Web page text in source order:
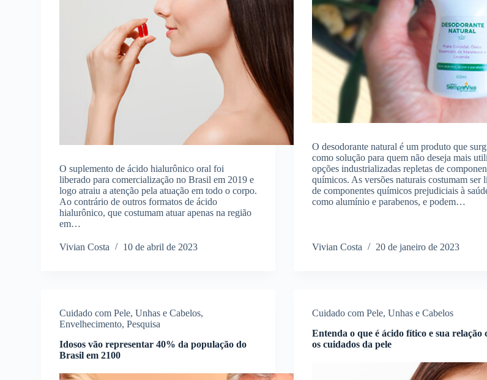
O suplemento de ácido hialurônico oral foi
liberado para comercialização no Brasil em 2019 e
logo atraiu a atenção pela atuação em todo o corpo.
Ao contrário de outros formatos de ácido
hialurônico, que costumam atuar apenas na região
em…
Vivian Costa 10 de abril de 2023
O desodorante natural é um produto que
como solução para quem não deseja mais
opções industrializadas repletas de
químicos. As versões naturais costumam ser
de componentes químicos prejudiciais à
como alumínio e parabenos, e podem…
Vivian Costa 20 de janeiro de 2023
Cuidado com Pele, Unhas e Cabelos,
Envelhecimento,Pesquisa
Idosos vão representar 40% da população do
Brasil em 2100
Cuidado com Pele, Unhas e Cabelos
Entenda o que é ácido fítico e sua relação
os cuidados da pele